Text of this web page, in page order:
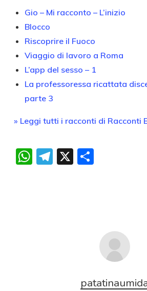
Gio – Mi racconto – L’inizio
Blocco
Riscoprire il Fuoco
Viaggio di lavoro a Roma
L’app del sesso – 1
La professoressa ricattata
parte 3
» Leggi tutti i racconti di Racconti
WhatsApp
Telegram
X